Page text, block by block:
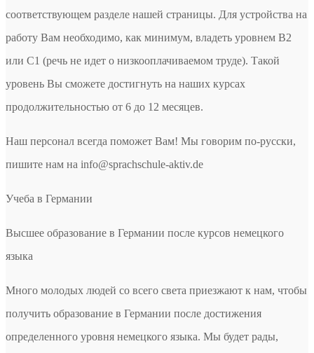
соответствующем разделе нашей страницы. Для устройства на
работу Вам необходимо, как минимум, владеть уровнем В2
или С1 (речь не идет о низкооплачиваемом труде). Такой
уровень Вы сможете достигнуть на наших курсах
продолжительностью от 6 до 12 месяцев.
Наш персонал всегда поможет Вам! Мы говорим по-русски,
пишите нам на info@sprachschule-aktiv.de
Учеба в Германии
Высшее образование в Германии после курсов немецкого
языка
Много молодых людей со всего света приезжают к нам, чтобы
получить образование в Германии после достижения
определенного уровня немецкого языка. Мы будет рады,